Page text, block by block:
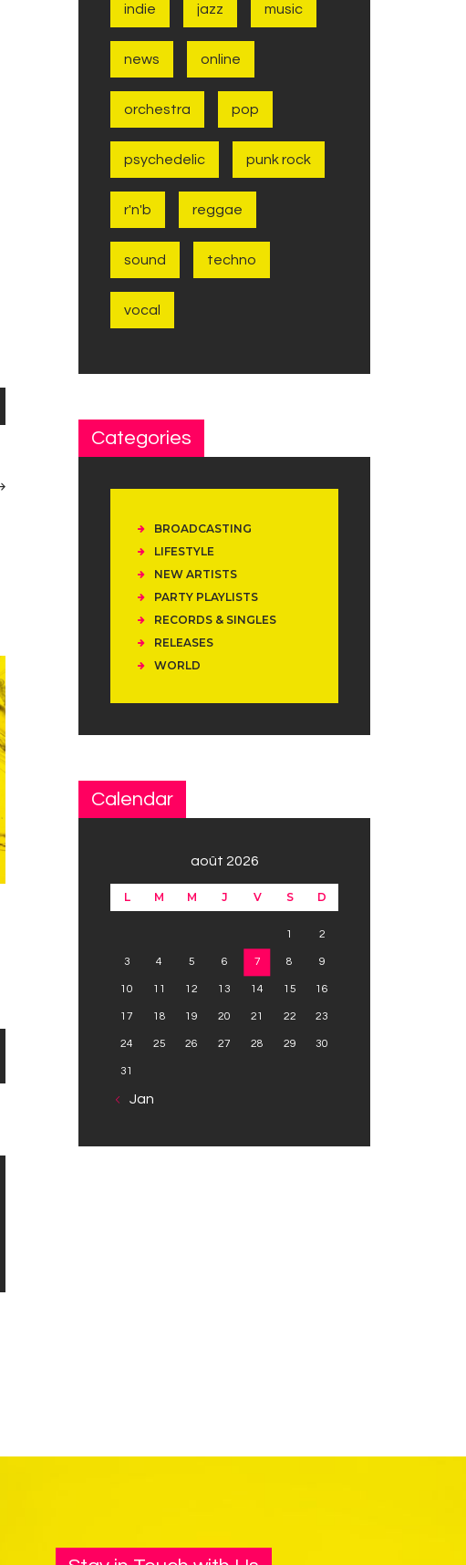
indie jazz music
news online
orchestra pop
psychedelic punk rock
r'n'b reggae
sound techno
vocal
Categories
BROADCASTING
LIFESTYLE
NEW ARTISTS
PARTY PLAYLISTS
RECORDS & SINGLES
RELEASES
WORLD
Calendar
août 2026
L M M J V S D
« Jan
1 2
3 4 5 6 7 8 9
10 11 12 13 14 15 16
17 18 19 20 21 22 23
24 25 26 27 28 29 30
31